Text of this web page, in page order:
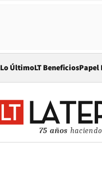
Lo ÚltimoLT Beneficios
75 años